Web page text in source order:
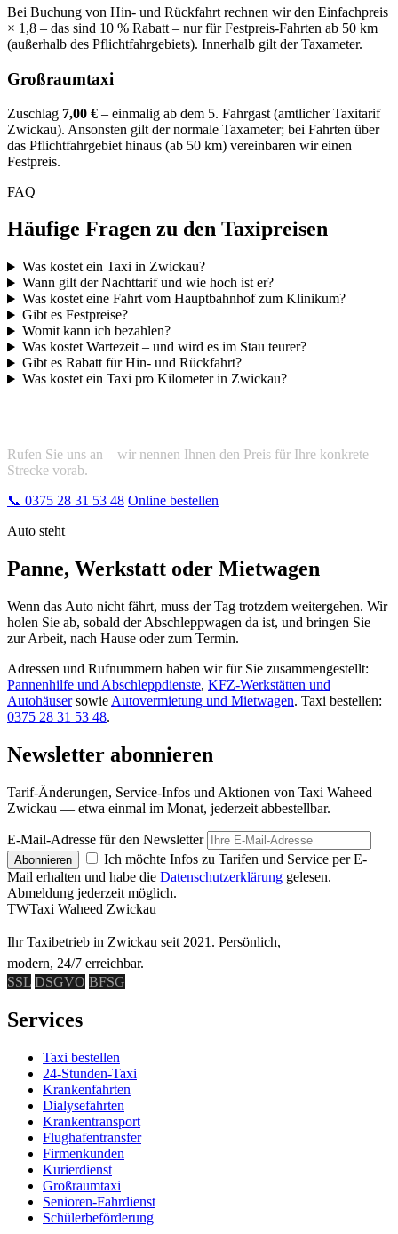
Bei Buchung von Hin- und Rückfahrt rechnen wir den Einfachpreis
× 1,8 – das sind 10 % Rabatt – nur für Festpreis-Fahrten ab 50 km
(außerhalb des Pflichtfahrgebiets). Innerhalb gilt der Taxameter.
Großraumtaxi
Zuschlag 7,00 € – einmalig ab dem 5. Fahrgast (amtlicher Taxitarif
Zwickau). Ansonsten gilt der normale Taxameter; bei Fahrten über
das Pflichtfahrgebiet hinaus (ab 50 km) vereinbaren wir einen
Festpreis.
FAQ
Häufige Fragen zu den Taxipreisen
Was kostet ein Taxi in Zwickau?
Wann gilt der Nachttarif und wie hoch ist er?
Was kostet eine Fahrt vom Hauptbahnhof zum Klinikum?
Gibt es Festpreise?
Womit kann ich bezahlen?
Was kostet Wartezeit – und wird es im Stau teurer?
Gibt es Rabatt für Hin- und Rückfahrt?
Was kostet ein Taxi pro Kilometer in Zwickau?
Rufen Sie uns an – wir nennen Ihnen den Preis für Ihre konkrete
Strecke vorab.
📞 0375 28 31 53 48 Online bestellen
Auto steht
Panne, Werkstatt oder Mietwagen
Wenn das Auto nicht fährt, muss der Tag trotzdem weitergehen. Wir
holen Sie ab, sobald der Abschleppwagen da ist, und bringen Sie
zur Arbeit, nach Hause oder zum Termin.
Adressen und Rufnummern haben wir für Sie zusammengestellt:
Pannenhilfe und Abschleppdienste, KFZ-Werkstätten und
Autohäusersowie Autovermietung und Mietwagen. Taxi bestellen:
0375 28 31 53 48.
Newsletter abonnieren
Tarif-Änderungen, Service-Infos und Aktionen von Taxi Waheed
Zwickau — etwa einmal im Monat, jederzeit abbestellbar.
E-Mail-Adresse für den Newsletter
Abonnieren
Ich möchte Infos zu Tarifen und Service per E-
Mail erhalten und habe die Datenschutzerklärung gelesen.
Abmeldung jederzeit möglich.
TWTaxi Waheed Zwickau
Ihr Taxibetrieb in Zwickau seit 2021. Persönlich,
modern, 24/7 erreichbar.
SSL DSGVO BFSG
Services
Taxi bestellen
24-Stunden-Taxi
Krankenfahrten
Dialysefahrten
Krankentransport
Flughafentransfer
Firmenkunden
Kurierdienst
Großraumtaxi
Senioren-Fahrdienst
Schülerbeförderung